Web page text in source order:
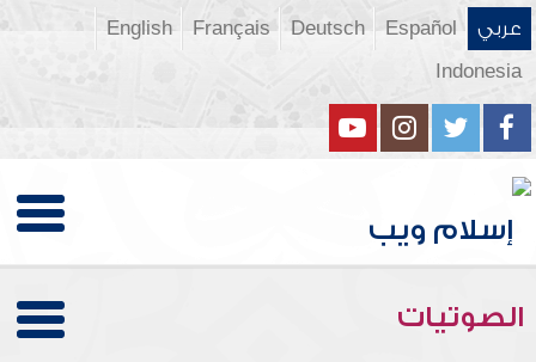
عربي Español
Deutsch
Français
English
Indonesia
الصوتيات